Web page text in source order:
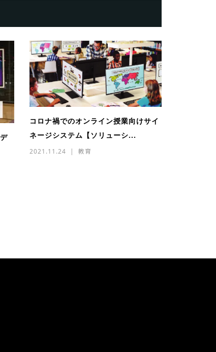
コロナ禍でのオンライン授業向けサイ
ネージシステム【ソリューシ...
2021.11.24 教育